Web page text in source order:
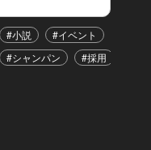
#小説 #イベント
#シャンパン #採用